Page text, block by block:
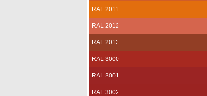
RAL 2011
RAL 2012
RAL 2013
RAL 3000
RAL 3001
RAL 3002